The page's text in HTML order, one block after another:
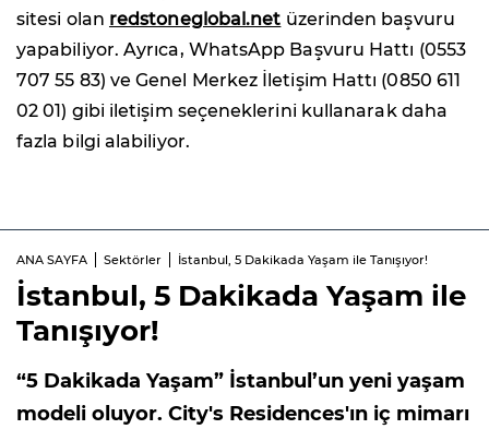
sitesi olan redstoneglobal.net üzerinden başvuru
yapabiliyor. Ayrıca, WhatsApp Başvuru Hattı (0553
707 55 83) ve Genel Merkez İletişim Hattı (0850 611
02 01) gibi iletişim seçeneklerini kullanarak daha
fazla bilgi alabiliyor.
ANA SAYFA Sektörler İstanbul, 5 Dakikada Yaşam ile Tanışıyor!
İstanbul, 5 Dakikada Yaşam ile
Tanışıyor!
“5 Dakikada Yaşam” İstanbul’un yeni yaşam
modeli oluyor. City's Residences'ın iç mimarı